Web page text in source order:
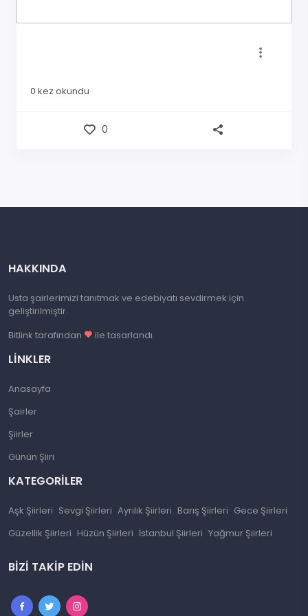
0 kez okundu
0
HAKKINDA
Usta şairlerimizi tanıtmak ve edebiyatı sevdirmek için
geliştirilmiştir.
Bitlink tarafından
ile tasarlandı.
LINKLER
Anasayfa
Şairler
Şiirler
Günün Şiiri
KATEGORILER
Aşk Şiirleri Sevgi Şiirleri Ayrılık Şiirleri Barış Şiirleri Gece Şiirleri
Güzellik Şiirleri Hüzün Şiirleri İstanbul Şiirleri Yağmur Şiirleri
BIZI TAKIP EDIN